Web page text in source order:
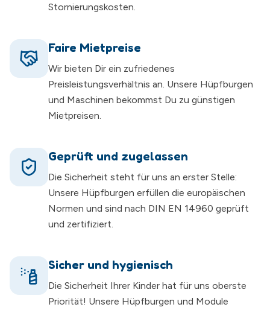
Stornierungskosten.
Faire Mietpreise
Wir bieten Dir ein zufriedenes
Preisleistungsverhältnis an. Unsere Hüpfburgen
und Maschinen bekommst Du zu günstigen
Mietpreisen.
Geprüft und zugelassen
Die Sicherheit steht für uns an erster Stelle:
Unsere Hüpfburgen erfüllen die europäischen
Normen und sind nach DIN EN 14960 geprüft
und zertifiziert.
Sicher und hygienisch
Die Sicherheit Ihrer Kinder hat für uns oberste
Priorität! Unsere Hüpfburgen und Module